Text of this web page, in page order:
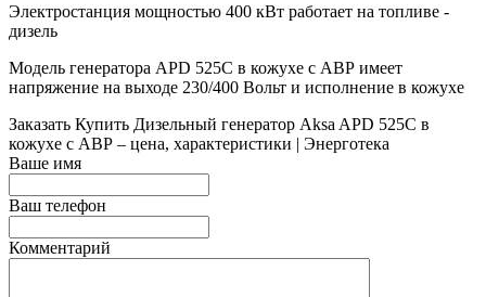
Электростанция мощностью 400 кВт работает на топливе -
дизель
Модель генератора APD 525C в кожухе с АВР имеет
напряжение на выходе 230/400 Вольт и исполнение в кожухе
Заказать Купить Дизельный генератор Aksa APD 525C в
кожухе с АВР – цена, характеристики | Энерготека
Ваше имя
Ваш телефон
Комментарий